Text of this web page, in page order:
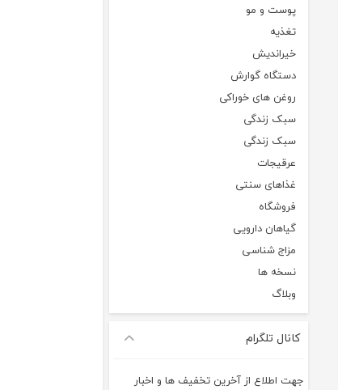
پوست و مو
تغذیه
خیراندیش
دستگاه گوارش
روغن های خوراکی
سبک زندگی
سبک زندگی
عرقیجات
غذاهای سنتی
فروشگاه
گیاهان دارویی
مزاج شناسی
نسخه ها
وبلاگ
کانال تلگرام
جهت اطلاع از آخرین تخفیف ها و اخبار